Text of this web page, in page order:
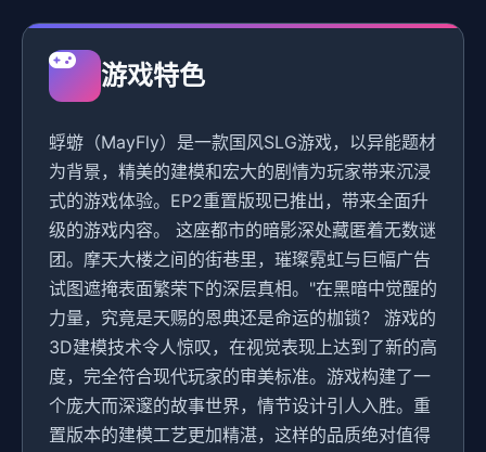
游戏特色
蜉蝣（MayFly）是一款国风SLG游戏，以异能题材
为背景，精美的建模和宏大的剧情为玩家带来沉浸
式的游戏体验。EP2重置版现已推出，带来全面升
级的游戏内容。 这座都市的暗影深处藏匿着无数谜
团。摩天大楼之间的街巷里，璀璨霓虹与巨幅广告
试图遮掩表面繁荣下的深层真相。"在黑暗中觉醒的
力量，究竟是天赐的恩典还是命运的枷锁？ 游戏的
3D建模技术令人惊叹，在视觉表现上达到了新的高
度，完全符合现代玩家的审美标准。游戏构建了一
个庞大而深邃的故事世界，情节设计引人入胜。重
置版本的建模工艺更加精湛，这样的品质绝对值得